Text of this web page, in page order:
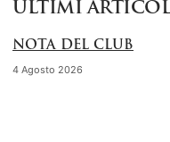
ULTIMI
NOTA DEL CLUB
4 Agosto 2026